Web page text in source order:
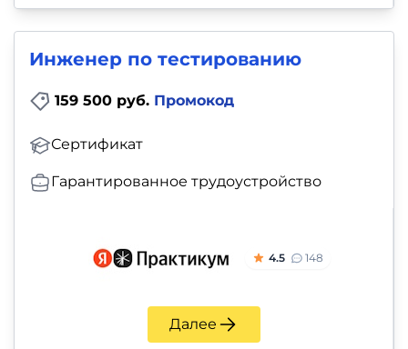
Инженер по тестированию
159 500 руб. Промокод
Сертификат
Гарантированное трудоустройство
4.5 148
Далее